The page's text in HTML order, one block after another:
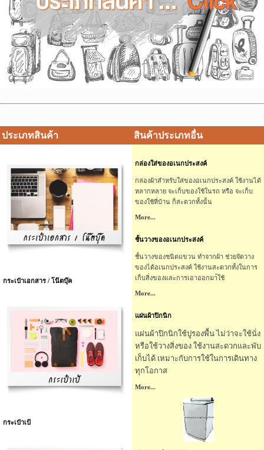
ประเภทสินค้า
กระเป๋าเอกสาร / โน๊ตบุ๊ค
กระเป๋าเป้
สินค้าประเภทอื่น
กล่องใส่ของอเนกประสงค์
กล่องผ้าสำหรับใส่ของอเนกประสงค์ ใช้งานได้
หลากหลาย จะเก็บของใช้ในรถ หรือ จะเก็บ
ของใช้ที่บ้าน ก็สะดวกทั้งนั้น
More...
ชั้นวางของอเนกประสงค์
ชั้นวางของชนิดแขวน ทำจากผ้า ช่วยจัดวาง
ของได้อเนกประสงค์ ใช้งานสะดวกทั้งในการ
เก็บสิ่งของและการเอาออกมา้ใช้
More...
แผ่นผ้าปิกนิก
แผ่นผ้าปิกนิกใช้ปูรองพื้น ไม่ว่าจะใช้นั่ง
หรือใช้วางสิ่งของ ใช้งานสะดวกและพับ
เก็บได้ เหมาะกับการใช้ในการเดินทาง
ทุกโอกาส
More...